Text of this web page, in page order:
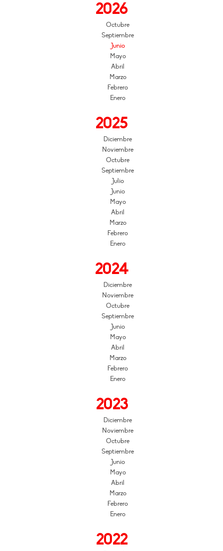
2026
Octubre
Septiembre
Junio
Mayo
Abril
Marzo
Febrero
Enero
2025
Diciembre
Noviembre
Octubre
Septiembre
Julio
Junio
Mayo
Abril
Marzo
Febrero
Enero
2024
Diciembre
Noviembre
Octubre
Septiembre
Junio
Mayo
Abril
Marzo
Febrero
Enero
2023
Diciembre
Noviembre
Octubre
Septiembre
Junio
Mayo
Abril
Marzo
Febrero
Enero
2022